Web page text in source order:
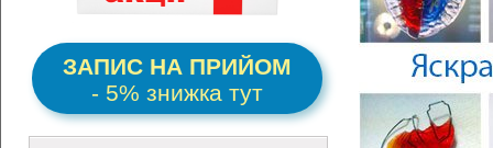
ЗАПИС НА ПРИЙОМ
- 5% знижка тут